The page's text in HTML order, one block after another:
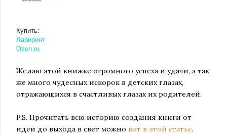
Купить:
Лабиринт
Ozon.ru
Желаю этой книжке огромного успеха и удачи, а так
же много чудесных искорок в детских глазах,
отражающихся в счастливых глазах их родителей.
P.S. Прочитать всю историю создания книги от
идеи до выхода в свет можно вот в этой статье.